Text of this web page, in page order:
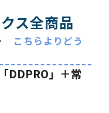
ス全商品
こちらよりどう
」＋常